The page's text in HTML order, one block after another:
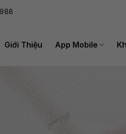
Giới Thiệu App Mobile